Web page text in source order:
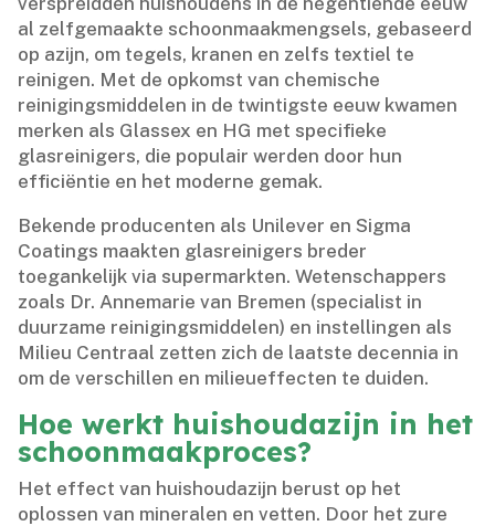
al zelfgemaakte schoonmaakmengsels, gebaseerd
op azijn, om tegels, kranen en zelfs textiel te
reinigen.​ Met de opkomst van chemische
reinigingsmiddelen in de twintigste eeuw kwamen
merken als Glassex en HG met specifieke
glasreinigers, die populair werden door hun
efficiëntie en het moderne gemak.​
Bekende producenten als Unilever en Sigma
Coatings maakten glasreinigers breder
toegankelijk via supermarkten.​ Wetenschappers
zoals Dr.​ Annemarie van Bremen (specialist in
duurzame reinigingsmiddelen) en instellingen als
Milieu Centraal zetten zich de laatste decennia in
om de verschillen en milieueffecten te duiden.​
Hoe werkt huishoudazijn in het
schoonmaakproces?
Het effect van huishoudazijn berust op het
oplossen van mineralen en vetten.​ Door het zure